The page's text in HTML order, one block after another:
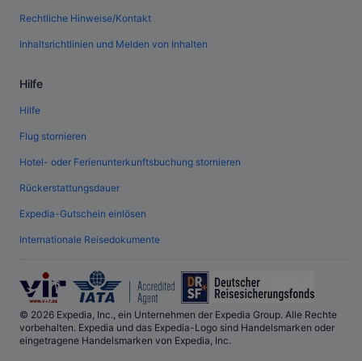
Rechtliche Hinweise/Kontakt
Inhaltsrichtlinien und Melden von Inhalten
Hilfe
Hilfe
Flug stornieren
Hotel- oder Ferienunterkunftsbuchung stornieren
Rückerstattungsdauer
Expedia-Gutschein einlösen
Internationale Reisedokumente
© 2026 Expedia, Inc., ein Unternehmen der Expedia Group. Alle Rechte
vorbehalten. Expedia und das Expedia-Logo sind Handelsmarken oder
eingetragene Handelsmarken von Expedia, Inc.